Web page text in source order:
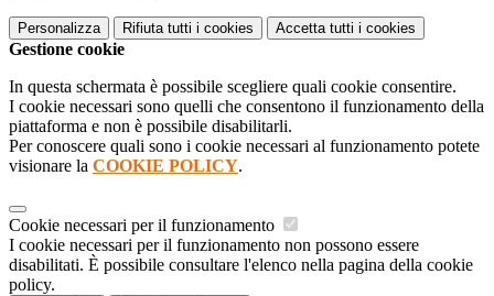
Personalizza Rifiuta tutti i cookies Accetta tutti i cookies
Gestione cookie
In questa schermata è possibile scegliere quali cookie consentire.
I cookie necessari sono quelli che consentono il funzionamento della
piattaforma e non è possibile disabilitarli.
Per conoscere quali sono i cookie necessari al funzionamento potete
visionare la COOKIE POLICY.
Cookie necessari per il funzionamento
I cookie necessari per il funzionamento non possono essere
disabilitati. È possibile consultare l'elenco nella pagina della cookie
policy.